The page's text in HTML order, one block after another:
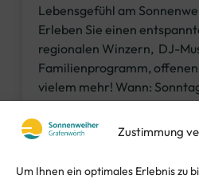
Zustimmung
Um Ihnen ein optimales Erlebnis zu
Lebensgefühl am
Erleben Sie einen
regionalen Winzern, DJ-
Familienprogramm,
vielem mehr! Wann:
10:00-17:00 Uhr Wo: Am
3484 Grafenwörth, Zugang
Ecke Seerosenweg/